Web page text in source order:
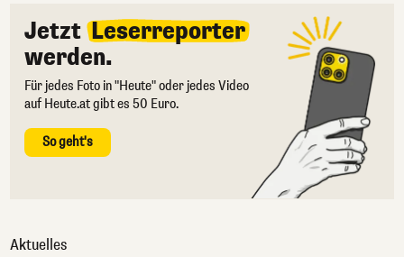
Jetzt Leserreporter
werden.
Für jedes Foto in "Heute" oder jedes Video
auf Heute.at gibt es 50 Euro.
So geht's
Aktuelles